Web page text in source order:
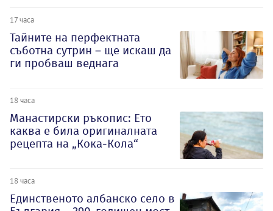
17 часа
Тайните на перфектната
съботна сутрин – ще искаш да
ги пробваш веднага
18 часа
Манастирски ръкопис: Ето
каква е била оригиналната
рецепта на „Кока-Кола“
18 часа
Единственото албанско село в